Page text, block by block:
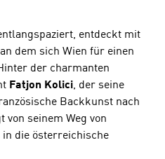
entdeckt mit
dem sich Wien für einen
der charmanten
Fatjon Kolici, der seine
Backkunst nach
von seinem Weg von
die österreichische